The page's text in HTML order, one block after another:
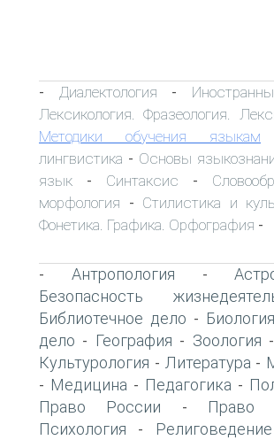
- Диалектология -
Лексикология. Фразеология.
Методики обучения языкам
лингвистика - Основы
язык - Синтаксис -
морфология - Стилистика и
Фонетика. Графика. Орфография -
- Антропология -
Безопасность
Библиотечное дело - Биология
дело - География - Зоология -
Культурология - Литература -
- Медицина - Педагогика -
Право России - Право
Психология - Религоведение